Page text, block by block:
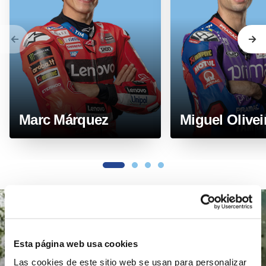
se
Esta página web usa cookies
Las cookies de este sitio web se usan para personalizar
Marc Márquez Miguel
Anterior
1 2 3 4